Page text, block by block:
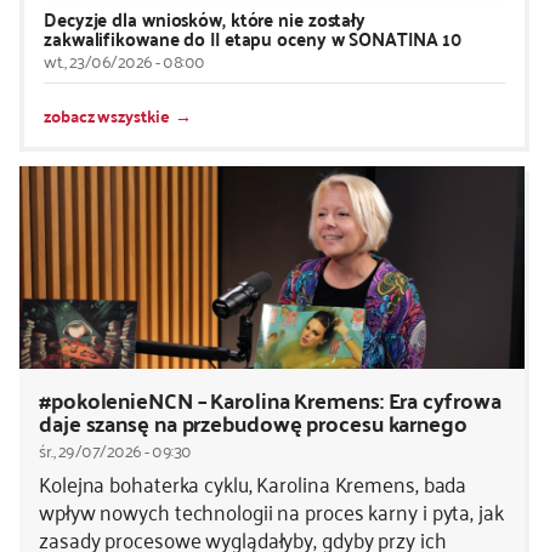
Decyzje dla wniosków, które nie zostały
zakwalifikowane do II etapu oceny w SONATINA 10
wt., 23/06/2026 - 08:00
zobacz wszystkie
#pokolenieNCN – Karolina Kremens: Era cyfrowa
daje szansę na przebudowę procesu karnego
śr., 29/07/2026 - 09:30
Kolejna bohaterka cyklu, Karolina Kremens, bada
wpływ nowych technologii na proces karny i pyta, jak
zasady procesowe wyglądałyby, gdyby przy ich